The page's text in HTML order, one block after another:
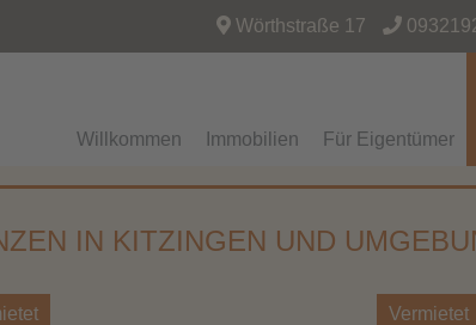
Wörthstraße 17
Willkommen Immobilien Für Eigentümer
IN KITZINGEN UND
Vermietet